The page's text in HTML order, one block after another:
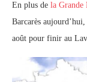
En plus de la Grande
Barcarès
août pour finir au